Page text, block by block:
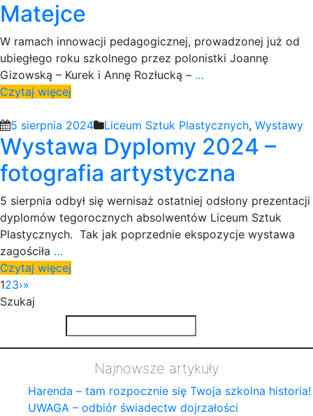
Matejce
W ramach innowacji pedagogicznej, prowadzonej już od
ubiegłego roku szkolnego przez polonistki Joannę
Gizowską – Kurek i Annę Rozłucką – …
Czytaj więcej
5 sierpnia 2024 Liceum Sztuk Plastycznych, Wystawy
Wystawa Dyplomy 2024 –
fotografia artystyczna
5 sierpnia odbył się wernisaż ostatniej odsłony prezentacji
dyplomów tegorocznych absolwentów Liceum Sztuk
Plastycznych. Tak jak poprzednie ekspozycje wystawa
zagościła …
Czytaj więcej
123›»
Szukaj
Najnowsze artykuły
Harenda – tam rozpocznie się Twoja szkolna historia!
UWAGA – odbiór świadectw dojrzałości